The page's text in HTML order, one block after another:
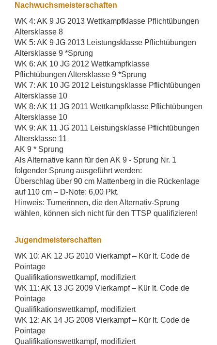
Nachwuchsmeisterschaften
WK 4: AK 9 JG 2013 Wettkampfklasse Pflichtübungen
Altersklasse 8
WK 5: AK 9 JG 2013 Leistungsklasse Pflichtübungen
Altersklasse 9 *Sprung
WK 6: AK 10 JG 2012 Wettkampfklasse
Pflichtübungen Altersklasse 9 *Sprung
WK 7: AK 10 JG 2012 Leistungsklasse Pflichtübungen
Altersklasse 10
WK 8: AK 11 JG 2011 Wettkampfklasse Pflichtübungen
Altersklasse 10
WK 9: AK 11 JG 2011 Leistungsklasse Pflichtübungen
Altersklasse 11
AK 9 * Sprung
Als Alternative kann für den AK 9 - Sprung Nr. 1
folgender Sprung ausgeführt werden:
Überschlag über 90 cm Mattenberg in die Rückenlage
auf 110 cm – D-Note: 6,00 Pkt.
Hinweis: Turnerinnen, die den Alternativ-Sprung
wählen, können sich nicht für den TTSP qualifizieren!
Jugendmeisterschaften
WK 10: AK 12 JG 2010 Vierkampf – Kür lt. Code de
Pointage
Qualifikationswettkampf, modifiziert
WK 11: AK 13 JG 2009 Vierkampf – Kür lt. Code de
Pointage
Qualifikationswettkampf, modifiziert
WK 12: AK 14 JG 2008 Vierkampf – Kür lt. Code de
Pointage
Qualifikationswettkampf, modifiziert